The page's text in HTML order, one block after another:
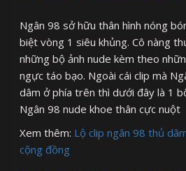
Ngân 98 sở hữu thân hình nóng
biệt vòng 1 siêu khủng. Cô nàng
những bộ ảnh nude kèm theo
ngực táo bạo. Ngoài cái clip mà
dâm ở phía trên thì dưới đây là 1
Ngân 98 nude khoe thân cực nuột
Xem thêm: Lộ clip ngân 98 thủ
cộng đồng